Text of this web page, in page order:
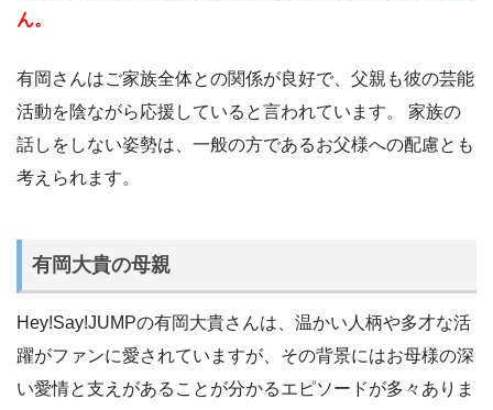
ん。
有岡さんはご家族全体との関係が良好で、父親も彼の芸能
活動を陰ながら応援していると言われています。 家族の
話しをしない姿勢は、一般の方であるお父様への配慮とも
考えられます。
有岡大貴の母親
Hey!Say!JUMPの有岡大貴さんは、温かい人柄や多才な活
躍がファンに愛されていますが、その背景にはお母様の深
い愛情と支えがあることが分かるエピソードが多々ありま